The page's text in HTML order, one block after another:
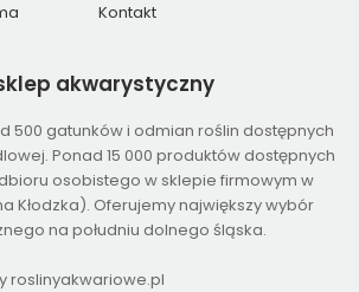
Kontakt
akwarystyczny
500 gatunków i odmian roślin dostępnych
Ponad 15 000 produktów dostępnych
osobistego w sklepie firmowym w
Kłodzka). Oferujemy największy wybór
na południu dolnego śląska.
roslinyakwariowe.pl